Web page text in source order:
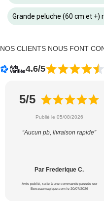
Grande peluche (60 cm et +)
NOS CLIENTS NOUS FONT
4.6/5
5/5
Publié le 05/08/2026
“Aucun pb, livraison rapide”
Par Frederique C.
Avis publié, suite à une commande passée sur
Berceaumagique.com le 20/07/2026